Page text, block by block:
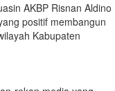
AKBP Risnan Aldino
positif membangun
Kabupaten